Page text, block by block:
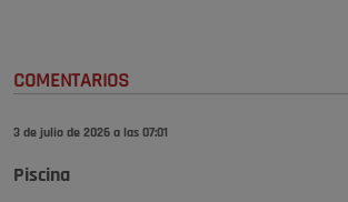
COMENTARIOS
3 de julio de 2026 a las 07:01
Piscina